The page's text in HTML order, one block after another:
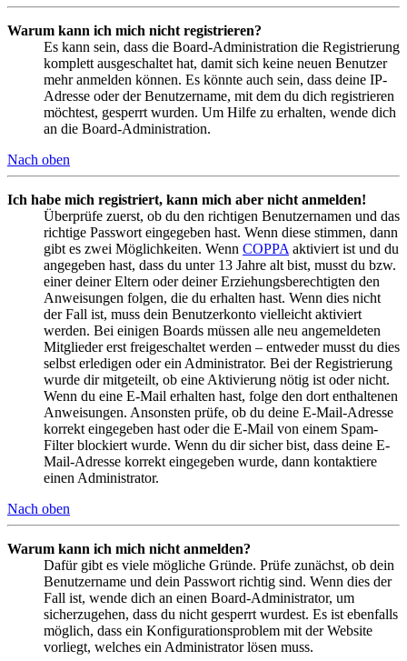
Warum kann ich mich nicht registrieren?
Es kann sein, dass die Board-Administration die Registrierung
komplett ausgeschaltet hat, damit sich keine neuen Benutzer
mehr anmelden können. Es könnte auch sein, dass deine IP-
Adresse oder der Benutzername, mit dem du dich registrieren
möchtest, gesperrt wurden. Um Hilfe zu erhalten, wende dich
an die Board-Administration.
Nach oben
Ich habe mich registriert, kann mich aber nicht anmelden!
Überprüfe zuerst, ob du den richtigen Benutzernamen und das
richtige Passwort eingegeben hast. Wenn diese stimmen, dann
gibt es zwei Möglichkeiten. Wenn COPPA aktiviert ist und du
angegeben hast, dass du unter 13 Jahre alt bist, musst du bzw.
einer deiner Eltern oder deiner Erziehungsberechtigten den
Anweisungen folgen, die du erhalten hast. Wenn dies nicht
der Fall ist, muss dein Benutzerkonto vielleicht aktiviert
werden. Bei einigen Boards müssen alle neu angemeldeten
Mitglieder erst freigeschaltet werden – entweder musst du dies
selbst erledigen oder ein Administrator. Bei der Registrierung
wurde dir mitgeteilt, ob eine Aktivierung nötig ist oder nicht.
Wenn du eine E-Mail erhalten hast, folge den dort enthaltenen
Anweisungen. Ansonsten prüfe, ob du deine E-Mail-Adresse
korrekt eingegeben hast oder die E-Mail von einem Spam-
Filter blockiert wurde. Wenn du dir sicher bist, dass deine E-
Mail-Adresse korrekt eingegeben wurde, dann kontaktiere
einen Administrator.
Nach oben
Warum kann ich mich nicht anmelden?
Dafür gibt es viele mögliche Gründe. Prüfe zunächst, ob dein
Benutzername und dein Passwort richtig sind. Wenn dies der
Fall ist, wende dich an einen Board-Administrator, um
sicherzugehen, dass du nicht gesperrt wurdest. Es ist ebenfalls
möglich, dass ein Konfigurationsproblem mit der Website
vorliegt, welches ein Administrator lösen muss.